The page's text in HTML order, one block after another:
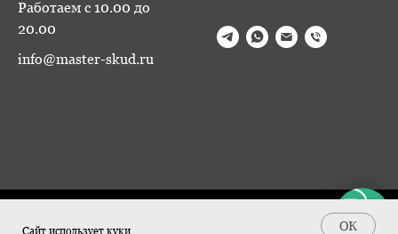
Сайт использует куки ОК
Работаем с 10.00 до
20.00
info@master-skud.ru